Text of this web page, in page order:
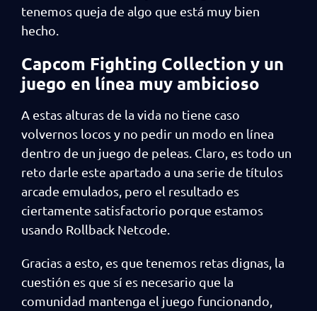
tenemos queja de algo que está muy bien
hecho.
Capcom Fighting Collection y un
juego en línea muy ambicioso
A estas alturas de la vida no tiene caso
volvernos locos y no pedir un modo en línea
dentro de un juego de peleas. Claro, es todo un
reto darle este apartado a una serie de títulos
arcade emulados, pero el resultado es
ciertamente satisfactorio porque estamos
usando Rollback Netcode.
Gracias a esto, es que tenemos retas dignas, la
cuestión es que sí es necesario que la
comunidad mantenga el juego funcionando,